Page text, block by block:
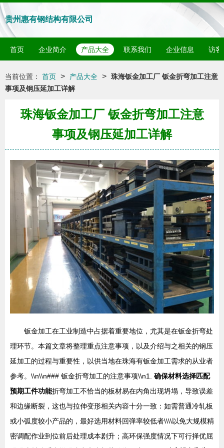
贵州惠有钢结构有限公司
首页 企业简介 产品大全 联系我们 企业信息 访客
当前位置： 首页 > 产品大全 > 珠海钣金加工厂 钣金折弯加工注意
事项及钢压延加工详解
珠海钣金加工厂 钣金折弯加工注意
事项及钢压延加工详解
钣金加工在工业制造中占据着重要地位，尤其是在钣金折弯处
理环节。本篇文章将整理重点注意事项，以及介绍与之相关的钢压
延加工的过程与重要性，以供当地在珠海有钣金加工需求的从业者
参考。\\n\\n### 钣金折弯加工的注意事项\\n1. 确保材料选择匹配
预期工件功能折弯加工不恰当的板材易在内角出现坍塌，导致误差
和边缘断裂，这也与拉伸变形相关内容十分一致：如需普通冷轧板
或小弧度较小产品的，最好选用材料回弹率较低者\\\\以免大规模精
密调配作业到位前后处理成本剧升；高环保强度情况下可行择优屈